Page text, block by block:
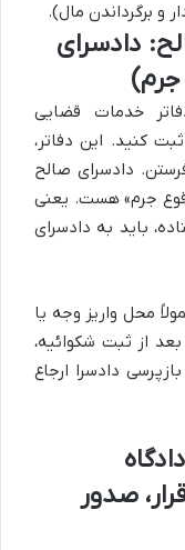
و برگرداندن مال).
دادسرای
خدمات قضایی
کنید. این دفاتر،
دادسرای صالح
جرم» هست. یعنی
باید به دادسرای
محل واریز وجه یا
از ثبت شکوائیه،
دادسرا ارجاع
صدور